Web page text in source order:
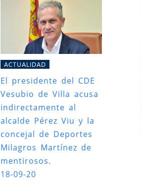
ACTUALIDAD
El presidente del CDE
Vesubio de Villa acusa
indirectamente al
alcalde Pérez Viu y la
concejal de Deportes
Milagros Martínez de
mentirosos.
18-09-20